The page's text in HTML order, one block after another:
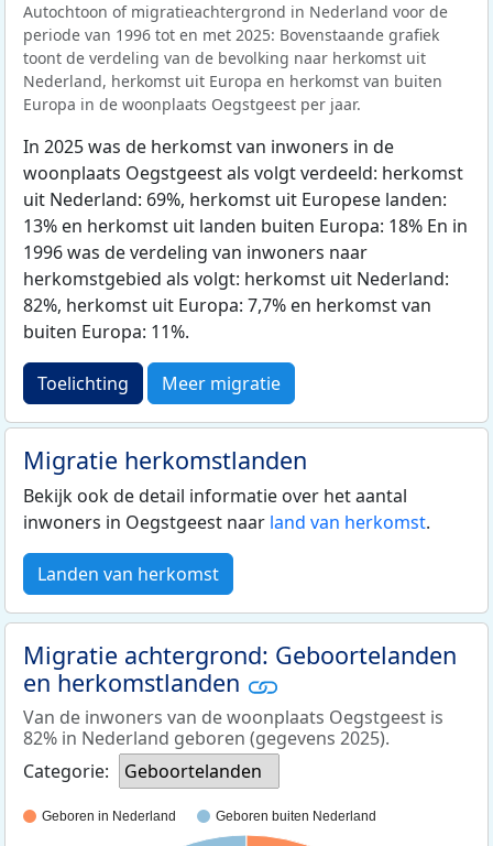
Autochtoon of migratieachtergrond in Nederland voor de
periode van 1996 tot en met 2025: Bovenstaande grafiek
toont de verdeling van de bevolking naar herkomst uit
Nederland, herkomst uit Europa en herkomst van buiten
Europa in de woonplaats Oegstgeest per jaar.
In 2025 was de herkomst van inwoners in de
woonplaats Oegstgeest als volgt verdeeld: herkomst
uit Nederland: 69%, herkomst uit Europese landen:
13% en herkomst uit landen buiten Europa: 18% En in
1996 was de verdeling van inwoners naar
herkomstgebied als volgt: herkomst uit Nederland:
82%, herkomst uit Europa: 7,7% en herkomst van
buiten Europa: 11%.
Toelichting Meer migratie
Migratie herkomstlanden
Bekijk ook de detail informatie over het aantal
inwoners in Oegstgeest naar land van herkomst.
Landen van herkomst
Migratie achtergrond: Geboortelanden
en herkomstlanden
Van de inwoners van de woonplaats Oegstgeest is
82% in Nederland geboren (gegevens 2025).
Categorie:
Geboortelanden
Geboren in Nederland Geboren buiten Nederland